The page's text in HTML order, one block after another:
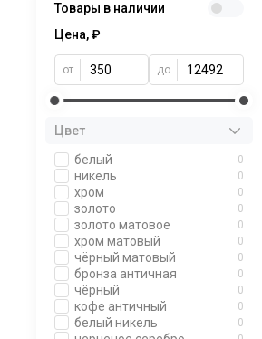
Товары в наличии
Цена, ₽
от до
Цвет
белый
0
никель 0
хром 0
золото 0
золото матовое 0
хром матовый 0
чёрный матовый 0
бронза античная 0
чёрный 0
кофе античный 0
белый никель 0